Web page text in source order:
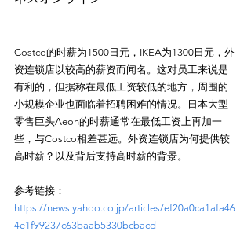
Costco的时薪为1500日元，IKEA为1300日元，外
资连锁店以较高的薪资而闻名。这对员工来说是
有利的，但据称在最低工资较低的地方，周围的
小规模企业也面临着招聘困难的情况。日本大型
零售巨头Aeon的时薪通常在最低工资上再加一
些，与Costco相差甚远。外资连锁店为何提供较
参考链接：
https://news.yahoo.co.jp/articles/ef20a0ca1afa46
4e1f99237c63baab5330bcbacd